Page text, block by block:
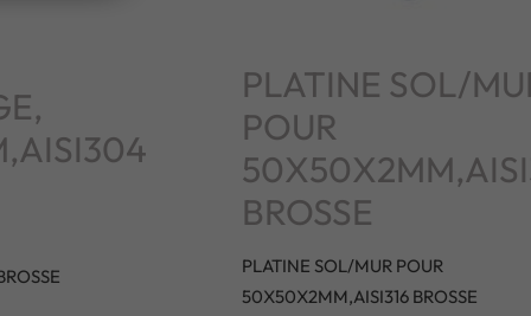
PLATINE SOL/
POUR
BROSSE
PLATINE SOL/MUR POUR
50X50X2MM,AISI316 BROSSE